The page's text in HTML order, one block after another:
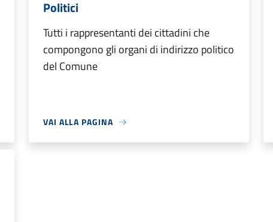
Politici
Tutti i rappresentanti dei cittadini che
compongono gli organi di indirizzo politico
del Comune
VAI ALLA PAGINA